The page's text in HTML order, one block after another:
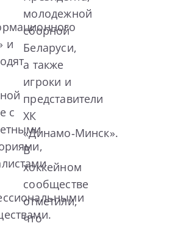
и
с
молодежной
сборной
Беларуси,
а также
игроки и
представители
ХК
«Динамо‑Минск».
В
хоккейном
сообществе
отметили,
что